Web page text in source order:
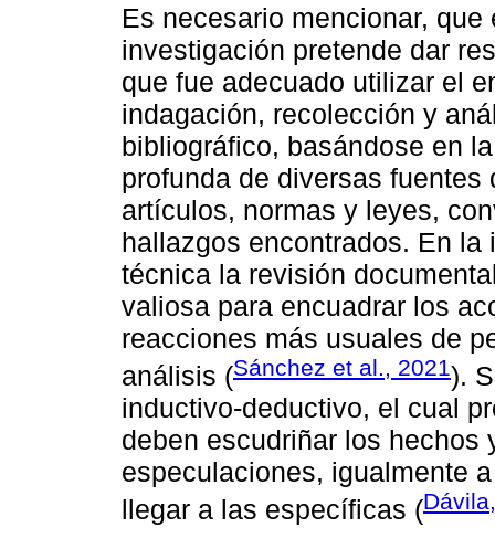
Es necesario mencionar,
investigación pretende dar
que fue adecuado utilizar el
indagación, recolección y
bibliográfico, basándose en
profunda de diversas
artículos, normas y leyes,
hallazgos encontrados. En
técnica la revisión
valiosa para encuadrar los
reacciones más usuales de
análisis (Sánchez et al., 2021).
inductivo-deductivo, el cual
deben escudriñar los hechos
especulaciones, igualmente
llegar a las específicas (